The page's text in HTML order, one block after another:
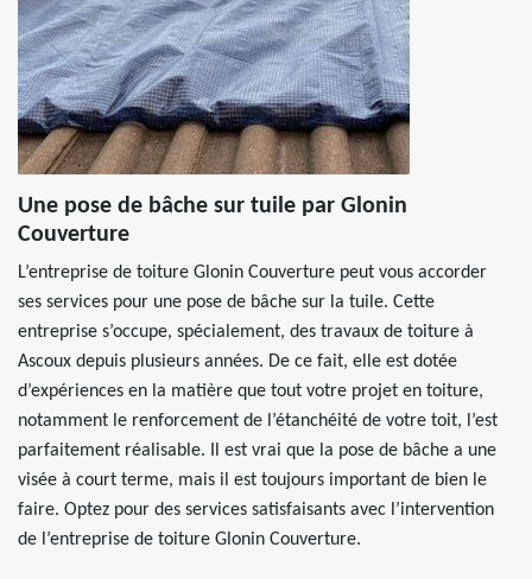
Une pose de bâche sur tuile par Glonin
Couverture
L’entreprise de toiture Glonin Couverture peut vous accorder
ses services pour une pose de bâche sur la tuile. Cette
entreprise s’occupe, spécialement, des travaux de toiture à
Ascoux depuis plusieurs années. De ce fait, elle est dotée
d’expériences en la matière que tout votre projet en toiture,
notamment le renforcement de l’étanchéité de votre toit, l’est
parfaitement réalisable. Il est vrai que la pose de bâche a une
visée à court terme, mais il est toujours important de bien le
faire. Optez pour des services satisfaisants avec l’intervention
de l’entreprise de toiture Glonin Couverture.